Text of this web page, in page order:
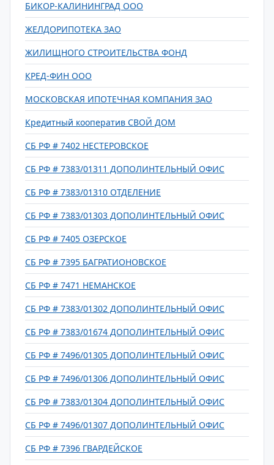
БИКОР-КАЛИНИНГРАД ООО
ЖЕЛДОРИПОТЕКА ЗАО
ЖИЛИЩНОГО СТРОИТЕЛЬСТВА ФОНД
КРЕД-ФИН ООО
МОСКОВСКАЯ ИПОТЕЧНАЯ КОМПАНИЯ ЗАО
Кредитный кооператив СВОЙ ДОМ
СБ РФ # 7402 НЕСТЕРОВСКОЕ
СБ РФ # 7383/01311 ДОПОЛИНТЕЛЬНЫЙ ОФИС
СБ РФ # 7383/01310 ОТДЕЛЕНИЕ
СБ РФ # 7383/01303 ДОПОЛИНТЕЛЬНЫЙ ОФИС
СБ РФ # 7405 ОЗЕРСКОЕ
СБ РФ # 7395 БАГРАТИОНОВСКОЕ
СБ РФ # 7471 НЕМАНСКОЕ
СБ РФ # 7383/01302 ДОПОЛИНТЕЛЬНЫЙ ОФИС
СБ РФ # 7383/01674 ДОПОЛИНТЕЛЬНЫЙ ОФИС
СБ РФ # 7496/01305 ДОПОЛИНТЕЛЬНЫЙ ОФИС
СБ РФ # 7496/01306 ДОПОЛИНТЕЛЬНЫЙ ОФИС
СБ РФ # 7383/01304 ДОПОЛИНТЕЛЬНЫЙ ОФИС
СБ РФ # 7496/01307 ДОПОЛИНТЕЛЬНЫЙ ОФИС
СБ РФ # 7396 ГВАРДЕЙСКОЕ